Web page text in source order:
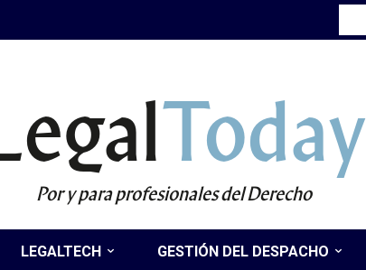
Today
Por y para profesionales del Derecho
LEGALTECH GESTIÓN DEL DESPACHO